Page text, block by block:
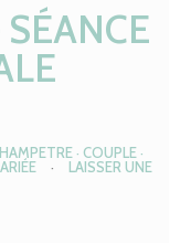
· COUPLE·
·
LAISSER UNE